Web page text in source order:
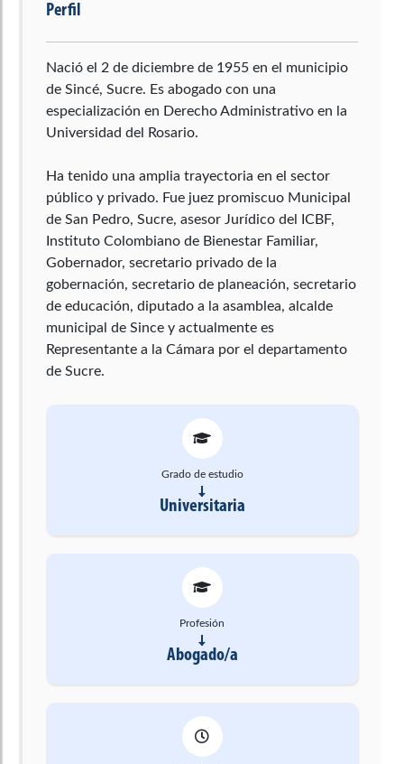
Perfil
Nació el 2 de diciembre de 1955 en el municipio
de Sincé, Sucre. Es abogado con una
especialización en Derecho Administrativo en la
Universidad del Rosario.
Ha tenido una amplia trayectoria en el sector
público y privado. Fue juez promiscuo Municipal
de San Pedro, Sucre, asesor Jurídico del ICBF,
Instituto Colombiano de Bienestar Familiar,
Gobernador, secretario privado de la
gobernación, secretario de planeación, secretario
de educación, diputado a la asamblea, alcalde
municipal de Since y actualmente es
Representante a la Cámara por el departamento
de Sucre.
Grado de estudio
Universitaria
Profesión
Abogado/a